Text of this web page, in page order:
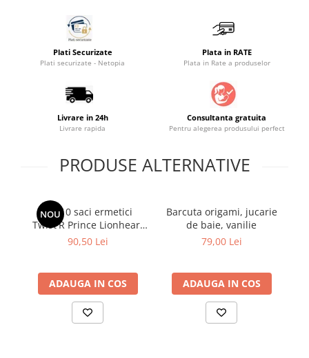
Saltele masa de infasat
Monitorizare video
Perne pentru bebe
Piscine cu bile
Pompe de san
Protectie saltea patut
Saltele 140x70 cm
Saltele 160x80 cm
Saltele120x60 cm
Tablite magetice si accesorii
Umidificatore
Plati Securizate
Plati securizate - Netopia
Plata in RATE
Plata in Rate a produselor
Livrare in 24h
Livrare rapida
Consultanta gratuita
Pentru alegerea produsului perfect
PRODUSE ALTERNATIVE
NOU
Set 10 saci ermetici
Twist'R Prince Lionheart
pentru scutece murdare
90,50 Lei
ADAUGA IN COS
Barcuta origami, jucarie
de baie, vanilie
79,00 Lei
ADAUGA IN COS